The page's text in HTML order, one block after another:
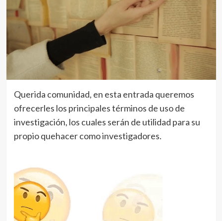
Querida comunidad, en esta entrada queremos
ofrecerles los principales términos de uso de
investigación, los cuales serán de utilidad para su
propio quehacer como investigadores.